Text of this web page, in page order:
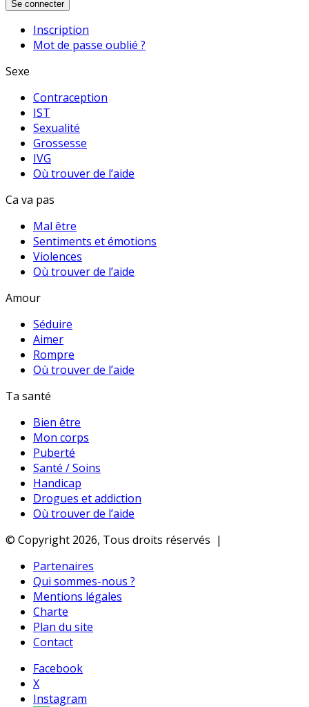
Se connecter
Inscription
Mot de passe oublié ?
Sexe
Contraception
IST
Sexualité
Grossesse
IVG
Où trouver de l’aide
Ca va pas
Mal être
Sentiments et émotions
Violences
Où trouver de l’aide
Amour
Séduire
Aimer
Rompre
Où trouver de l’aide
Ta santé
Bien être
Mon corps
Puberté
Santé / Soins
Handicap
Drogues et addiction
Où trouver de l’aide
© Copyright 2026, Tous droits réservés |
Partenaires
Qui sommes-nous ?
Mentions légales
Charte
Plan du site
Contact
Facebook
X
Instagram